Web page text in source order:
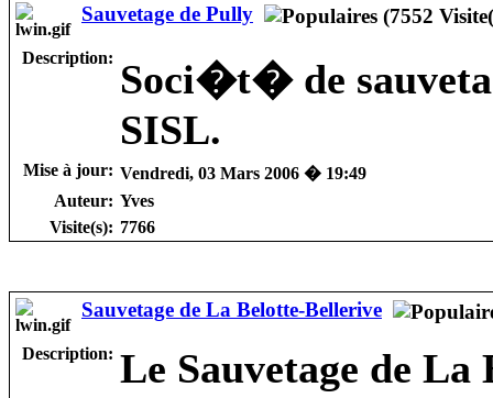
Sauvetage de Pully
Description: Soci�t� de
SISL.
Mise à jour: Vendredi, 03 Mars 2006 � 19:49
Auteur: Yves
Visite(s): 7766
Sauvetage de La Belotte-Bellerive
Description: Le Sauvetage de